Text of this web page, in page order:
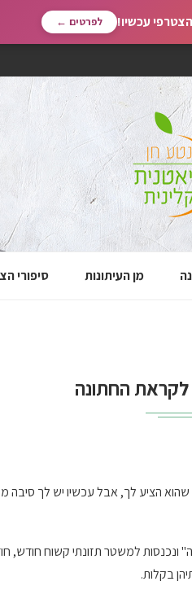
עכשיו! לפרטים ←
מן העיתונות סיפורי
לקראת החתונה
הציע לך, אבל עכשיו יש לך סיבה
למשטר תזונתי קשוח חודש,
בקלות.